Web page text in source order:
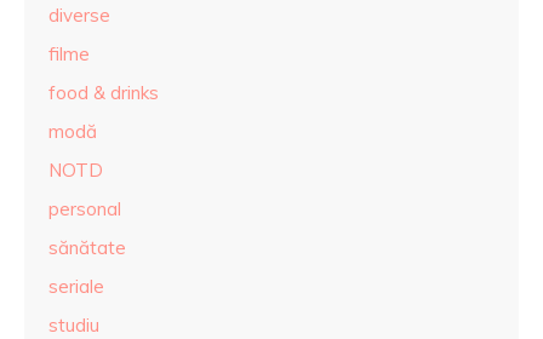
diverse
filme
food & drinks
modă
NOTD
personal
sănătate
seriale
studiu